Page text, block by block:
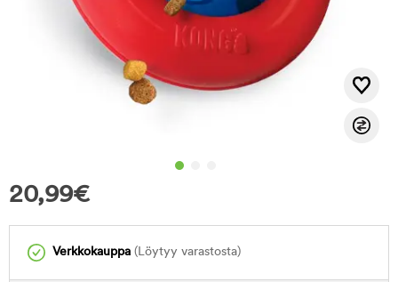
20,99€
Verkkokauppa (Löytyy varastosta)